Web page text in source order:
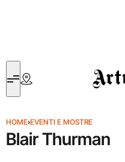
Artribune
HOME›EVENTI E MOSTRE
Blair Thurman